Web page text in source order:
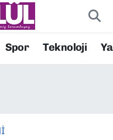
Spor Teknoloji
Fikstür